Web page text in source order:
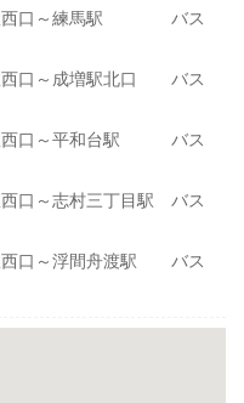
駅西口～練馬駅 バス
西口～成増駅北口 バス
駅西口～平和台駅 バス
西口～志村三丁目駅 バス
西口～浮間舟渡駅 バス